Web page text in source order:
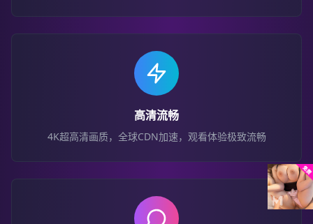
高清流畅
4K超高清画质，全球CDN加速，观看体验极致流畅